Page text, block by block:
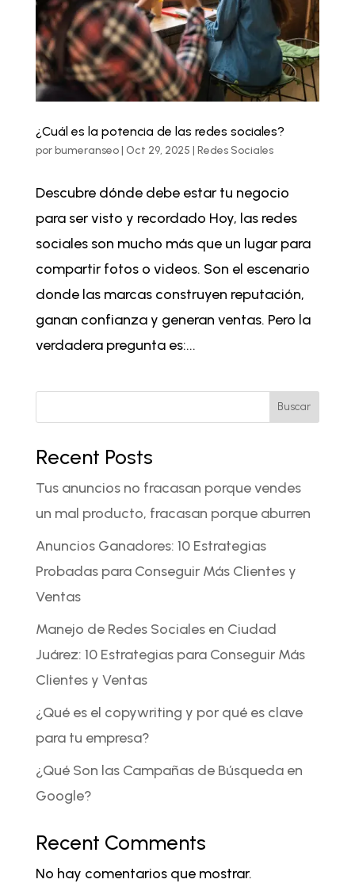
¿Cuál es la potencia de las redes sociales?
porbumeranseo| Oct 29, 2025 | Redes Sociales
Descubre dónde debe estar tu negocio
para ser visto y recordado Hoy, las redes
sociales son mucho más que un lugar para
compartir fotos o videos. Son el escenario
donde las marcas construyen reputación,
ganan confianza y generan ventas. Pero la
verdadera pregunta es:...
Buscar
Recent Posts
Tus anuncios no fracasan porque vendes
un mal producto, fracasan porque aburren
Anuncios Ganadores: 10 Estrategias
Probadas para Conseguir Más Clientes y
Ventas
Manejo de Redes Sociales en Ciudad
Juárez: 10 Estrategias para Conseguir Más
Clientes y Ventas
¿Qué es el copywriting y por qué es clave
para tu empresa?
¿Qué Son las Campañas de Búsqueda en
Google?
Recent Comments
No hay comentarios que mostrar.